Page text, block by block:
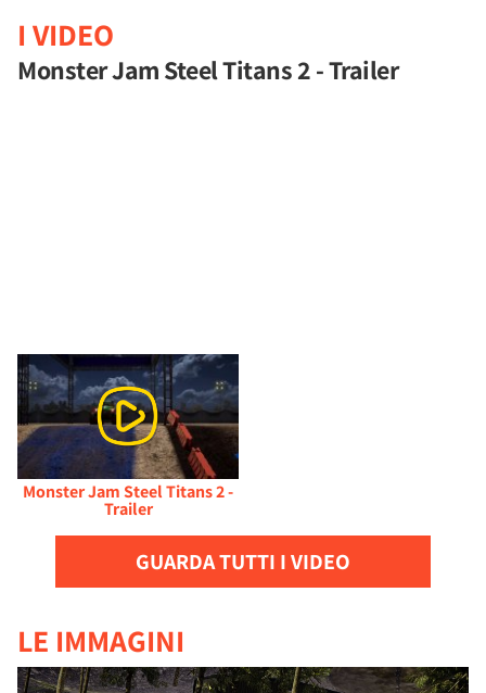
I VIDEO
Monster Jam Steel Titans 2 - Trailer
Monster Jam Steel Titans 2 -
Trailer
GUARDA TUTTI I VIDEO
LE IMMAGINI